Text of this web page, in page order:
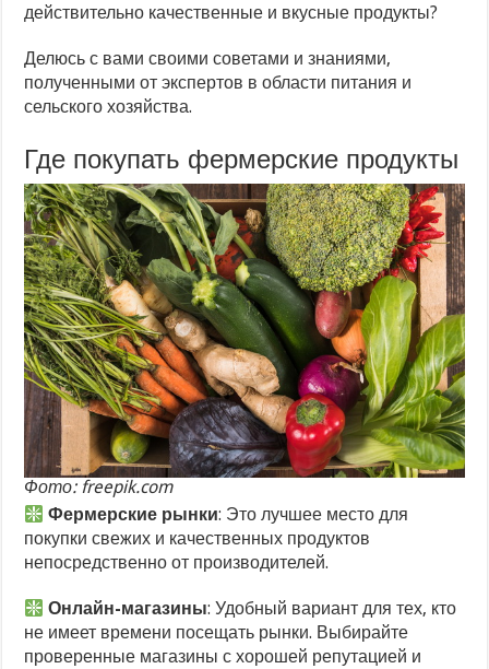
действительно качественные и вкусные продукты?
Делюсь с вами своими советами и знаниями,
полученными от экспертов в области питания и
сельского хозяйства.
Где покупать фермерские продукты
Фото: freepik.com
Фермерские рынки: Это лучшее место для
покупки свежих и качественных продуктов
непосредственно от производителей.
Онлайн-магазины: Удобный вариант для тех, кто
не имеет времени посещать рынки. Выбирайте
проверенные магазины с хорошей репутацией и